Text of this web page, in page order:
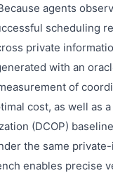
agents
scheduling
private
with an
of
cost, as well as
(DCOP)
the same
enables precise